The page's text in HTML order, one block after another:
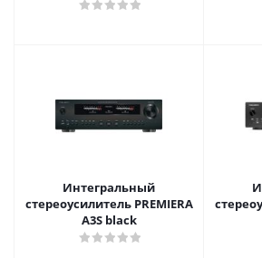
Интегральный
стереоусилитель PREMIERA
A3S black